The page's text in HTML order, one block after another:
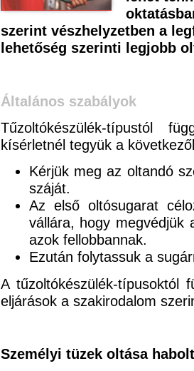
szerint vészhelyzetben a
lehetőség szerinti legjobb
Általános szabályok
Tűzoltókészülék-típustól
kísérletnél tegyük a
Kérjük meg az oltandó
száját.
Az első oltósugarat
vállára, hogy megvédjük
azok fellobbannak.
Ezután folytassuk a
A tűzoltókészülék-típusoktól
eljárások a szakirodalom
Személyi tüzek oltása